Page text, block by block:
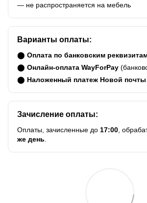
— не распространяется на мебель
Варианты оплаты:
⬤ Оплата по банковским
⬤ Онлайн-оплата WayForPay
⬤ Наложенный платеж Новой почты
Зачисление оплаты:
Оплаты, зачисленные до 17:00 ,
же день